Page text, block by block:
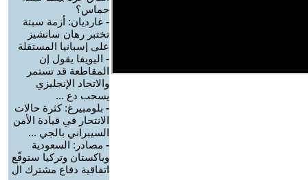
حماس؟
- غارديان: أزمة سبتة
تختبر رهان سانشيز
على إسبانيا المستقلة
- اليويفا يقول إن
المقاطعة قد تستمر
والاتحاد الإنجليزي
يسحب دع ...
- بلومبيرغ: كثرة حالات
الانتحار في قيادة الأمن
السيبراني بالجي ...
- مصادر: السعودية
وباكستان وتركيا ستوقّع
اتفاقية دفاع مشترك ال